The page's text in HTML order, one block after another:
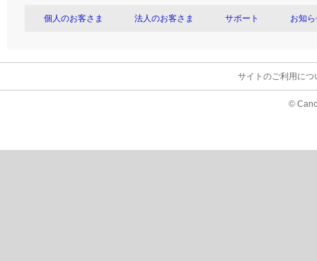
個人のお客さま 法人のお客さま サポート お知
サイトのご利用につ
©